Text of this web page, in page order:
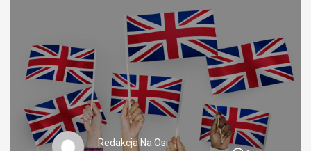
Redakcja Na Osi